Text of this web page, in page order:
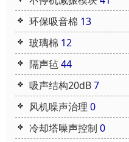
环保吸音棉 13
玻璃棉 12
隔声毡44
吸声结构20dB7
风机噪声治理 0
冷却塔噪声控制 0